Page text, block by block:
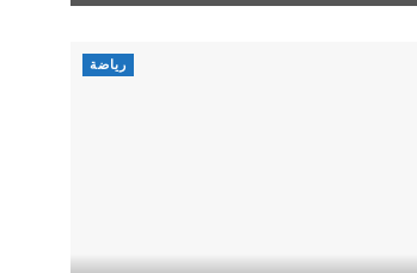
رياضة